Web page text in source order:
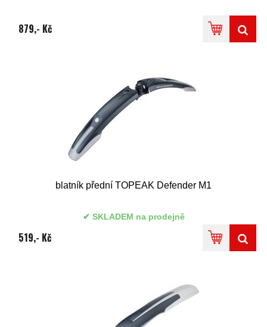
879,- Kč
blatník přední TOPEAK Defender M1
SKLADEM na prodejně
519,- Kč